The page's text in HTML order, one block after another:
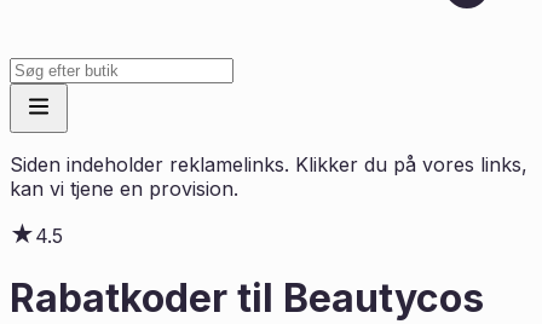
Siden indeholder reklamelinks. Klikker du på vores links,
kan vi tjene en provision.
★4.5
Rabatkoder til Beautycos